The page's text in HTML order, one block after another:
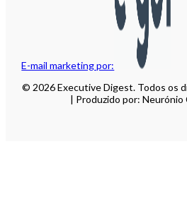
E-mail marketing por:
© 2026 Executive Digest. Todos os
| Produzido por: Neurónio